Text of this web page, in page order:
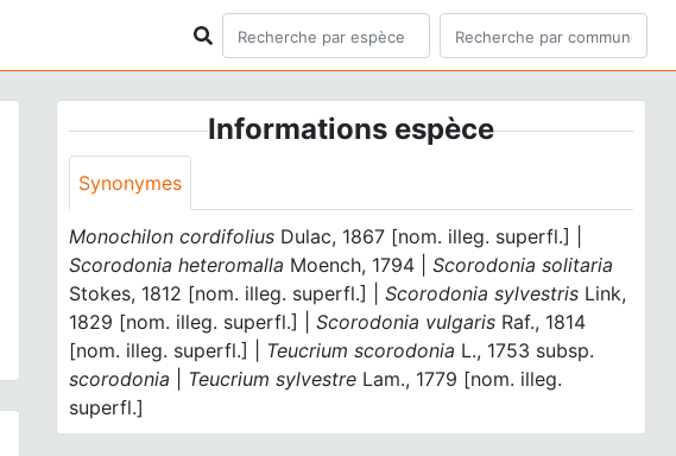
Informations espèce
Synonymes
Monochilon cordifolius Dulac, 1867 [nom. illeg. superfl.] |
Scorodonia heteromalla Moench, 1794 |Scorodonia solitaria
Stokes, 1812 [nom. illeg. superfl.] |Scorodonia sylvestris Link,
1829 [nom. illeg. superfl.] |Scorodonia vulgaris Raf., 1814
[nom. illeg. superfl.] | Teucrium scorodonia L., 1753 subsp.
scorodonia
Teucrium sylvestre Lam., 1779 [nom. illeg.
superfl.]